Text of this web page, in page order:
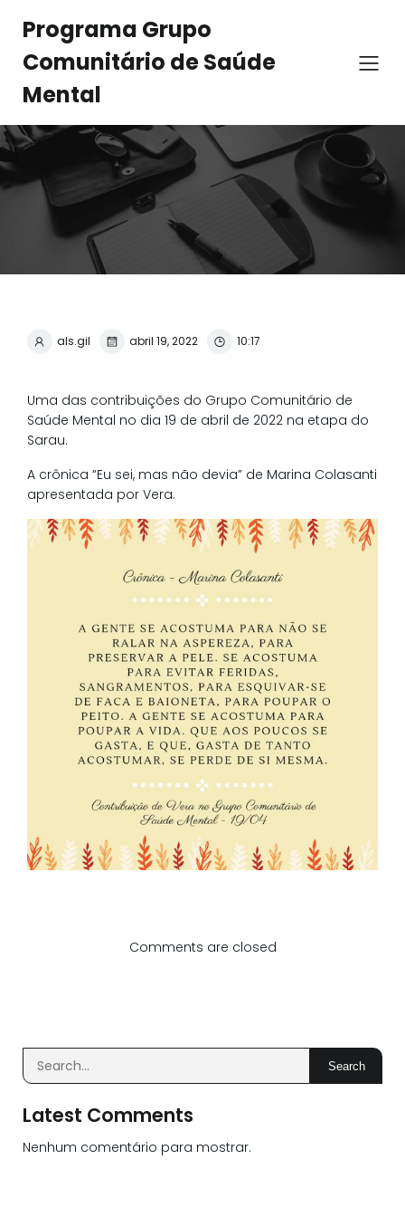
Programa Grupo
Comunitário de Saúde
Mental
als.gil abril 19, 2022 10:17
Uma das contribuições do Grupo Comunitário de
Saúde Mental no dia 19 de abril de 2022 na etapa do
Sarau.
A crônica “Eu sei, mas não devia” de Marina Colasanti
apresentada por Vera.
Comments are closed
Search
Latest Comments
Nenhum comentário para mostrar.